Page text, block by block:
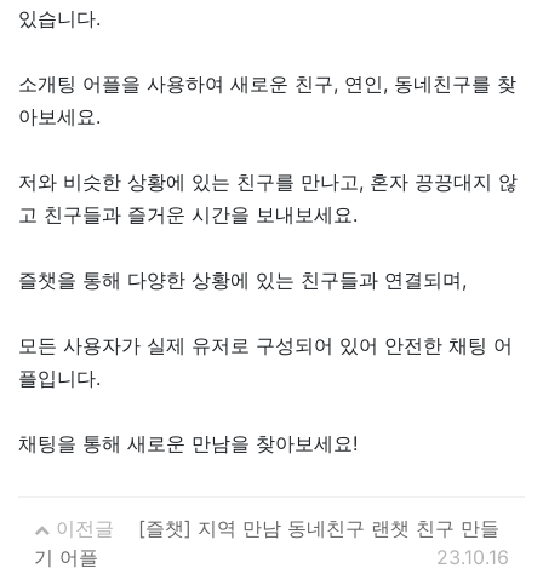
있습니다.
소개팅 어플을 사용하여 새로운 친구, 연인, 동네친구를 찾
아보세요.
저와 비슷한 상황에 있는 친구를 만나고, 혼자 끙끙대지 않
고 친구들과 즐거운 시간을 보내보세요.
즐챗을 통해 다양한 상황에 있는 친구들과 연결되며,
모든 사용자가 실제 유저로 구성되어 있어 안전한 채팅 어
플입니다.
채팅을 통해 새로운 만남을 찾아보세요!
이전글
[즐챗] 지역 만남 동네친구 랜챗 친구 만들
기 어플
23.10.16